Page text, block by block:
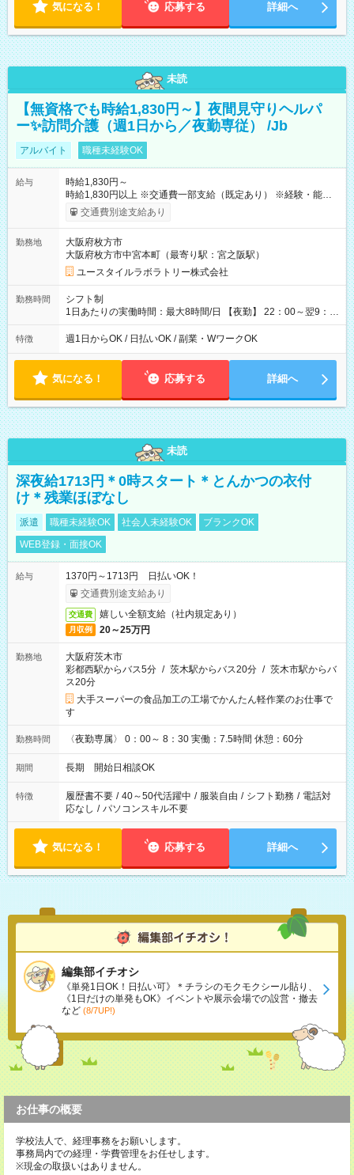
気になる！ 応募する 詳細へ
未読
【無資格でも時給1,830円～】夜間見守りヘルパ
ー✨訪問介護（週1日から／夜勤専従） /Jb
アルバイト 職種未経験OK
給与
時給1,830円～
時給1,830円以上 ※交通費一部支給（既定あり） ※経験・能力を
考慮して決定します 【収入例】 週1回勤務の場合：1,830円×8時
間×4回=5万8,560円 週3回勤務の場合：1,830円×8時間×12回
月 ※ 雇用形態と給与に、本採用時と異なる部分があります。 雇
用形態：本採用時と同じです。 給与：時給 1,610円以上
交通費別途支給あり
勤務地
大阪府枚方市
大阪府枚方市中宮本町（最寄り駅：宮之阪駅）
ユースタイルラボラトリー株式会社
勤務時間
シフト制
1日あたりの実働時間：最大8時間/日 【夜勤】 22：00～翌9：
00 ※週1日～OK ／ 夜勤専従 ＊＊ 勤務時間例 ＊＊ ■22時か
ら翌7時 ■23時から翌8時 ■24時から翌9時 など ※上記の時間
ます。 ※曜日固定（毎週同じ曜日での勤務となります）
特徴 週1日からOK / 日払いOK / 副業・WワークOK
気になる！ 応募する 詳細へ
未読
深夜給1713円＊0時スタート＊とんかつの衣付
け＊残業ほぼなし
派遣 職種未経験OK 社会人未経験OK
ブランクOK
WEB登録・面接OK
給与
1370円～1713円 日払いOK！
交通費別途支給あり
交通費 嬉しい全額支給（社内規定あり）
月収例 20～25万円
勤務地
大阪府茨木市
彩都西駅からバス5分 / 茨木駅からバス20分 / 茨木市駅からバ
ス20分
大手スーパーの食品加工の工場でかんたん軽作業のお仕事で
す
勤務時間 〈夜勤専属〉 0：00～ 8：30 実働：7.5時間 休憩：60分
期間 長期 開始日相談OK
特徴 履歴書不要 / 40～50代活躍中 / 服装自由 / シフト勤務 / 電話対
応なし / パソコンスキル不要
気になる！ 応募する 詳細へ
編集部イチオシ
《単発1日OK！日払い可》＊チラシのモクモクシール貼り、
《1日だけの単発もOK》イベントや展示会場での設営・撤去
など (8/7UP!)
お仕事の概要
学校法人で、経理事務をお願いします。
事務局内での経理・学費管理をお任せします。
※現金の取扱いはありません。